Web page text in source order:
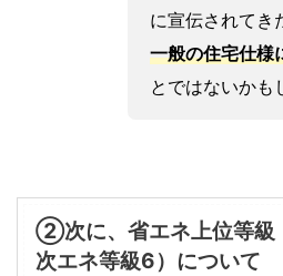
に宣伝されてき
一般の住宅仕様
とではないかも
②次に、省エネ上位等級
次エネ等級6）について